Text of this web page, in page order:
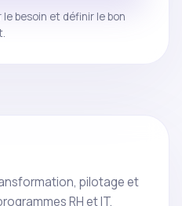
besoin et définir le bon
pilotage et
RH et IT.